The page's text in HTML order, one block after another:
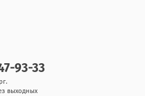
93-33
выходных